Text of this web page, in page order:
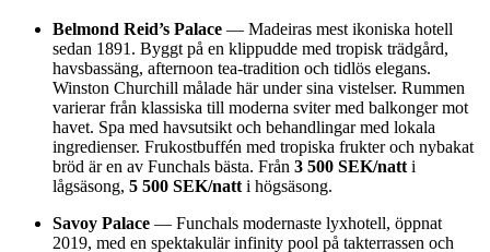
Belmond Reid’s Palace — Madeiras mest ikoniska hotell
sedan 1891. Byggt på en klippudde med tropisk trädgård,
havsbassäng, afternoon tea-tradition och tidlös elegans.
Winston Churchill målade här under sina vistelser. Rummen
varierar från klassiska till moderna sviter med balkonger mot
havet. Spa med havsutsikt och behandlingar med lokala
ingredienser. Frukostbuffén med tropiska frukter och nybakat
bröd är en av Funchals bästa. Från 3 500 SEK/natt i
lågsäsong, 5 500 SEK/natt i högsäsong.
Savoy Palace — Funchals modernaste lyxhotell, öppnat
2019, med en spektakulär infinity pool på takterrassen och